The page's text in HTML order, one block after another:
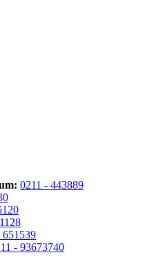
0211 - 443889
651539
- 93673740